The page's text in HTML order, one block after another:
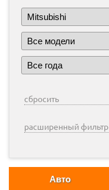
сбросить
расширенный фильтр
Авто